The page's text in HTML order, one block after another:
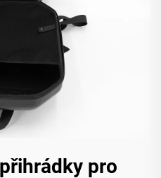
pro